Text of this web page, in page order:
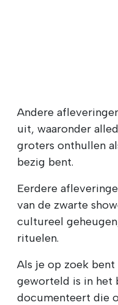
Andere
uit, waaronder
groters onthullen
bezig bent.
Eerdere
van de zwarte
cultureel
rituelen.
Als je op zoek
geworteld is in het
documenteert die